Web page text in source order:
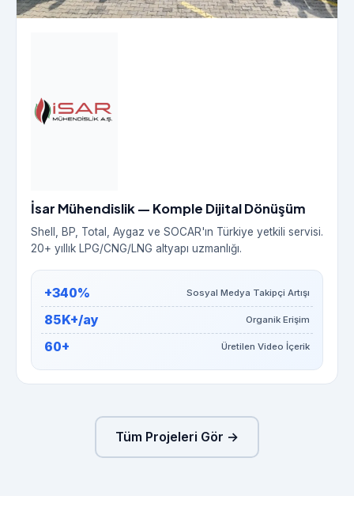
İsar Mühendislik — Komple Dijital Dönüşüm
Shell, BP, Total, Aygaz ve SOCAR'ın Türkiye yetkili servisi.
20+ yıllık LPG/CNG/LNG altyapı uzmanlığı.
+340% Sosyal Medya Takipçi Artışı
85K+/ay Organik Erişim
60+ Üretilen Video İçerik
Tüm Projeleri Gör →